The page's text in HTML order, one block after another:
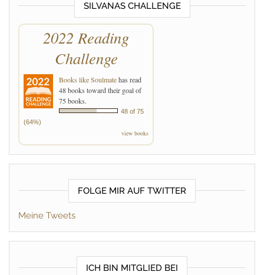
SILVANAS CHALLENGE
2022 Reading
Challenge
Books like Soulmatehas read
48 books toward their goal of
75 books.
48 of 75
(64%)
view books
FOLGE MIR AUF TWITTER
Meine Tweets
ICH BIN MITGLIED BEI